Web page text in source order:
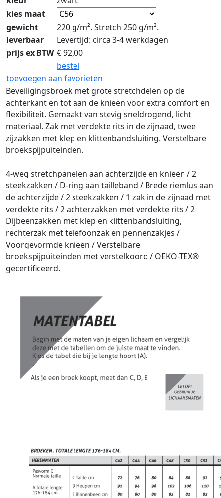
kies maat
gewicht
220 g/m². Stretch 250 g/m².
leverbaar
Levertijd: circa 3-4 werkdagen
prijs ex BTW €92,00
bestel
toevoegen aan favorieten
Beveiligingsbroek met grote stretchdelen op de
achterkant en tot aan de knieën voor extra comfort en
flexibiliteit. Gemaakt van stevig sneldrogend, licht
materiaal. Zak met verdekte rits in de zijnaad, twee
zijzakken met klep en klittenbandsluiting. Verstelbare
broekspijpuiteinden.
4-weg stretchpanelen aan achterzijde en knieën / 2
steekzakken / D-ring aan tailleband / Brede riemlus aan
de achterzijde / 2 steekzakken / 1 zak in de zijnaad met
verdekte rits / 2 achterzakken met verdekte rits / 2
Dijbeenzakken met klep en klittenbandsluiting,
rechterzak met telefoonzak en pennenzakjes /
Voorgevormde knieën / Verstelbare
broekspijpuiteinden met verstelkoord / OEKO-TEX®
gecertificeerd.